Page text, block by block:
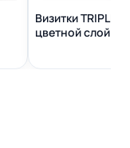
Визитки
цветной слой